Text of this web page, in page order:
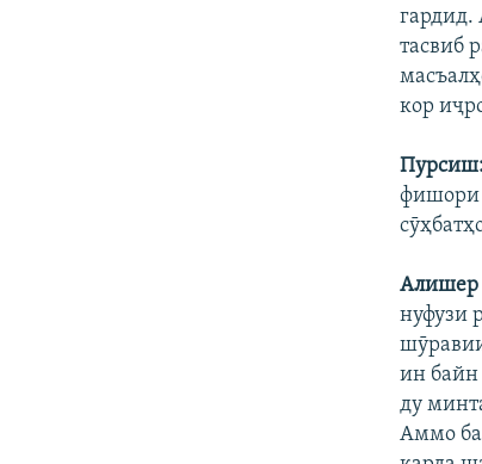
гардид.
тасвиб
кор
Пурсиш:
фишори
Алишер
нуфузи
ин байн
ду
Аммо ба